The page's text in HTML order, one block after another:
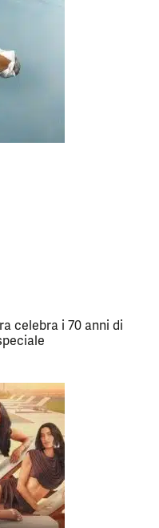
celebra i 70 anni di